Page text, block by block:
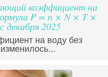
коэффициент на
P = n × N × T ×
декабря 2025
на воду без